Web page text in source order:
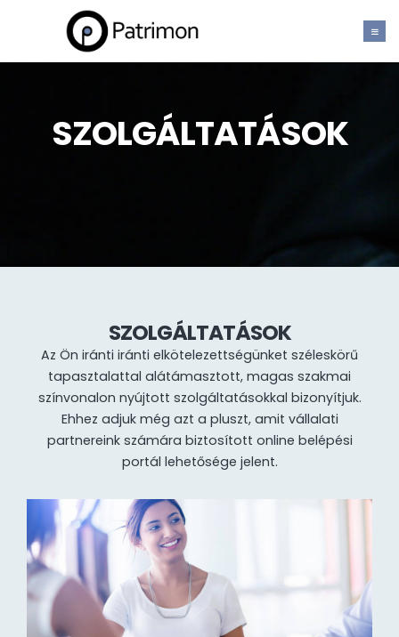
SZOLGÁLTATÁSOK
SZOLGÁLTATÁSOK
Az Ön iránti iránti elkötelezettségünket széleskörű
tapasztalattal alátámasztott, magas szakmai
színvonalon nyújtott szolgáltatásokkal bizonyítjuk.
Ehhez adjuk még azt a pluszt, amit vállalati
partnereink számára biztosított online belépési
portál lehetősége jelent.